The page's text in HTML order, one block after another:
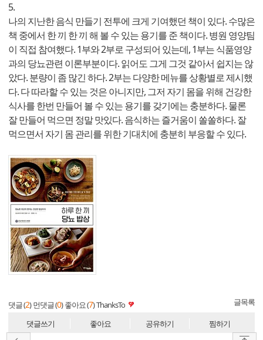
5.
나의 지난한 음식 만들기 전투에 크게 기여했던 책이 있다. 수많은
책 중에서 한 끼 한 끼 해 볼 수 있는 용기를 준 책이다. 병원 영양팀
이 직접 참여했다. 1부와 2부로 구성되어 있는데, 1부는 식품영양
과의 당뇨관련 이론부분이다. 읽어도 그게 그것 같아서 쉽지는 않
았다. 분량이 좀 많긴 하다. 2부는 다양한 메뉴를 상황별로 제시했
다. 다 따라할 수 있는 것은 아니지만, 그저 자기 몸을 위해 건강한
식사를 한번 만들어 볼 수 있는 용기를 갖기에는 충분하다. 물론
잘 만들어 먹으면 정말 맛있다. 음식하는 즐거움이 쏠쏠하다. 잘
먹으면서 자기 몸 관리를 위한 기대치에 충분히 부응할 수 있다.
댓글 (2) 먼댓글 (0) 좋아요 (7)ThanksTo 글목록
댓글쓰기 좋아요 공유하기 찜하기